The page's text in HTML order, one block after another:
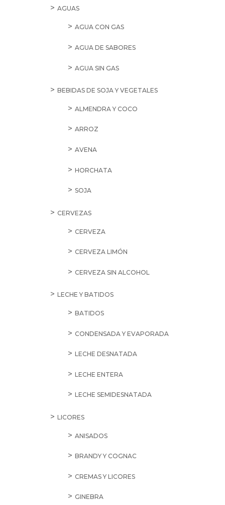
AGUAS
AGUA CON GAS
AGUA DE SABORES
AGUA SIN GAS
BEBIDAS DE SOJA Y VEGETALES
ALMENDRA Y COCO
ARROZ
AVENA
HORCHATA
SOJA
CERVEZAS
CERVEZA
CERVEZA LIMÓN
CERVEZA SIN ALCOHOL
LECHE Y BATIDOS
BATIDOS
CONDENSADA Y EVAPORADA
LECHE DESNATADA
LECHE ENTERA
LECHE SEMIDESNATADA
LICORES
ANISADOS
BRANDY Y COGNAC
CREMAS Y LICORES
GINEBRA